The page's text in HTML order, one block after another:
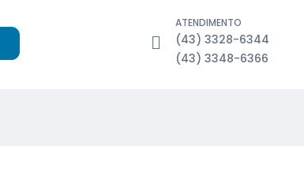
ATENDIMENTO
(43) 3328-6344
(43) 3348-6366